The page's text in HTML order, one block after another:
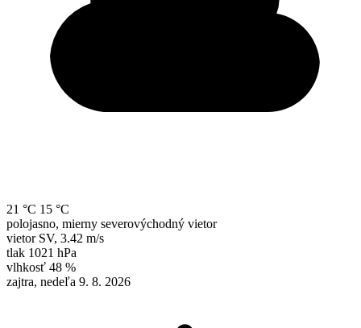
21 °C 15 °C
polojasno, mierny severovýchodný vietor
vietor SV, 3.42 m/s
tlak 1021 hPa
vlhkosť 48 %
zajtra, nedeľa 9. 8. 2026